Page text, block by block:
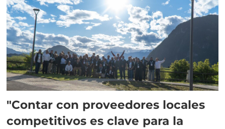
"Contar con proveedores locales
competitivos es clave para la